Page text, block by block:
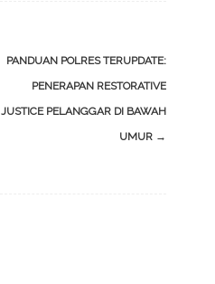
PANDUAN POLRES TERUPDATE:
PENERAPAN RESTORATIVE
JUSTICE PELANGGAR DI BAWAH
UMUR →